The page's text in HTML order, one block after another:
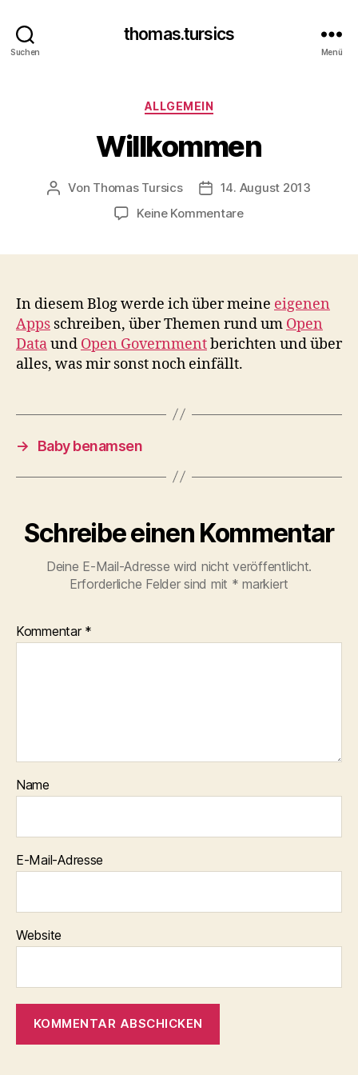
Suchen
thomas.tursics
Menü
Kategorien
ALLGEMEIN
Willkommen
Beitragsautor
Von Thomas Tursics Veröffentlichungsdatum
14. August 2013
Keine Kommentarezu
In diesem Blog werde ich über meine eigenen
Apps schreiben, über Themen rund um Open
Dataund Open Governmentberichten und über
alles, was mir sonst noch einfällt.
→ Baby benamsen
Schreibe einen Kommentar
Deine E-Mail-Adresse wird nicht veröffentlicht.
Erforderliche Felder sind mit * markiert
Kommentar *
Name
E-Mail-Adresse
Website